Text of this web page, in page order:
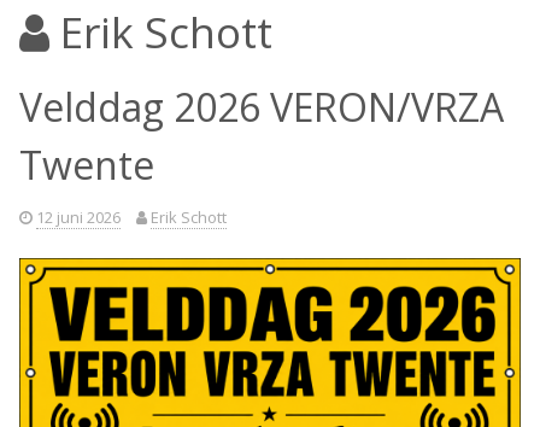
Erik Schott
Velddag 2026 VERON/VRZA
Twente
12 juni 2026 Erik Schott